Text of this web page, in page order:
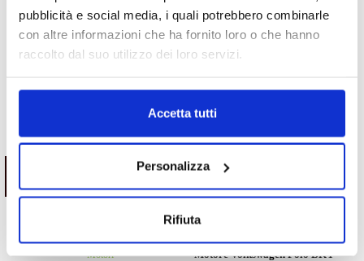
pubblicità e social media, i quali potrebbero combinarle
con altre informazioni che ha fornito loro o che hanno
raccolto dal suo utilizzo dei loro servizi.
Accetta tutti
Personalizza
Rifiuta
Motore Alfa Romeo Mito
Da 1,000.00€ IVA esclusa
Motore Volkswagen Polo BNM
2005/2010 1.4 diesel
Da 700.00
Motori
SU WHATSAPP!
Motore Volkswagen Polo BKY